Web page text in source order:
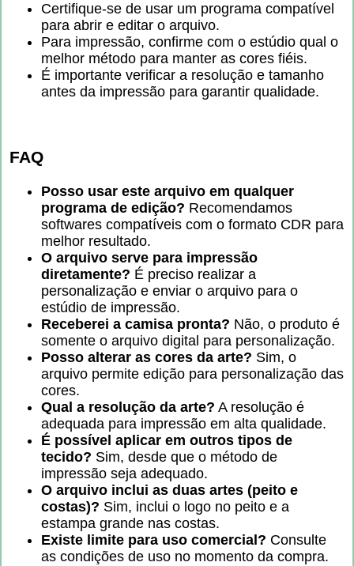
Certifique-se de usar um programa compatível
para abrir e editar o arquivo.
Para impressão, confirme com o estúdio qual o
melhor método para manter as cores fiéis.
É importante verificar a resolução e tamanho
antes da impressão para garantir qualidade.
FAQ
Posso usar este arquivo em qualquer
programa de edição? Recomendamos
softwares compatíveis com o formato CDR para
melhor resultado.
O arquivo serve para impressão
diretamente? É preciso realizar a
personalização e enviar o arquivo para o
estúdio de impressão.
Receberei a camisa pronta? Não, o produto é
somente o arquivo digital para personalização.
Posso alterar as cores da arte? Sim, o
arquivo permite edição para personalização das
cores.
Qual a resolução da arte? A resolução é
adequada para impressão em alta qualidade.
É possível aplicar em outros tipos de
tecido? Sim, desde que o método de
impressão seja adequado.
O arquivo inclui as duas artes (peito e
costas)? Sim, inclui o logo no peito e a
estampa grande nas costas.
Existe limite para uso comercial? Consulte
as condições de uso no momento da compra.